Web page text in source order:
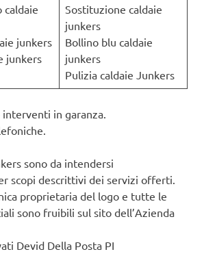
caldaie
junkers
junkers
Sostituzione caldaie
junkers
Bollino blu caldaie
junkers
Pulizia caldaie Junkers
in garanza.
sono da intendersi
scopi descrittivi dei servizi offerti.
proprietaria del logo e tutte le
sono fruibili sul sito dell’Azienda
Devid Della Posta PI